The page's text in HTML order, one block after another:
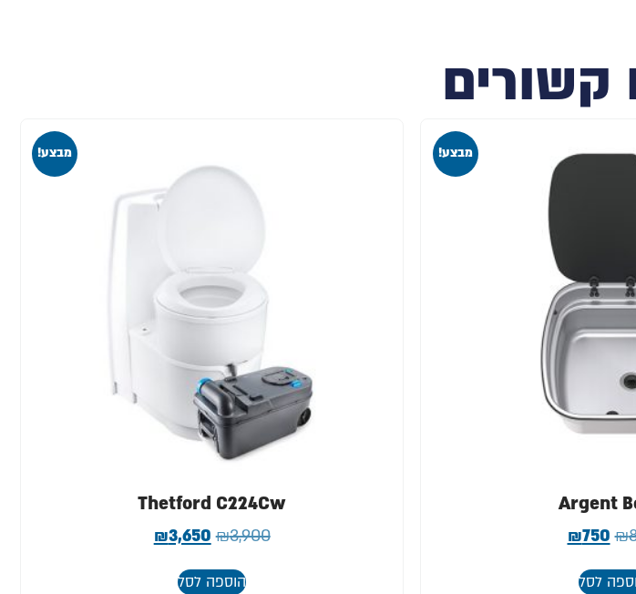
קשורים
מבצע!
Argent
₪
₪750
לסל
מבצע!
Thetford C224Cw
₪3,900
₪3,650
הוספה לסל